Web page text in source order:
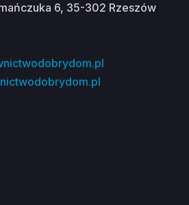
6, 35-302 Rzeszów